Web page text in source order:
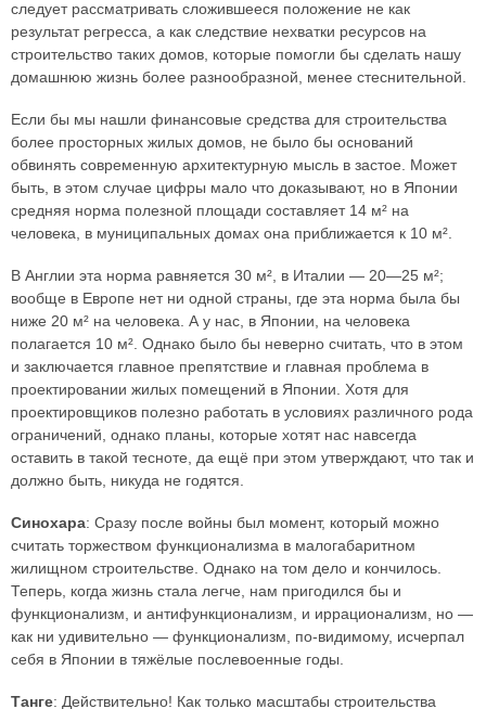
следует рассматривать сложившееся положение не как
результат регресса, а как следствие нехватки ресурсов на
строительство таких домов, которые помогли бы сделать нашу
домашнюю жизнь более разнообразной, менее стеснительной.
Если бы мы нашли финансовые средства для строительства
более просторных жилых домов, не было бы оснований
обвинять современную архитектурную мысль в застое. Может
быть, в этом случае цифры мало что доказывают, но в Японии
средняя норма полезной площади составляет 14 м² на
человека, в муниципальных домах она приближается к 10 м².
В Англии эта норма равняется 30 м², в Италии — 20—25 м²;
вообще в Европе нет ни одной страны, где эта норма была бы
ниже 20 м² на человека. А у нас, в Японии, на человека
полагается 10 м². Однако было бы неверно считать, что в этом
и заключается главное препятствие и главная проблема в
проектировании жилых помещений в Японии. Хотя для
проектировщиков полезно работать в условиях различного рода
ограничений, однако планы, которые хотят нас навсегда
оставить в такой тесноте, да ещё при этом утверждают, что так и
должно быть, никуда не годятся.
Синохара: Сразу после войны был момент, который можно
считать торжеством функционализма в малогабаритном
жилищном строительстве. Однако на том дело и кончилось.
Теперь, когда жизнь стала легче, нам пригодился бы и
функционализм, и антифункционализм, и иррационализм, но —
как ни удивительно — функционализм, по-видимому, исчерпал
себя в Японии в тяжёлые послевоенные годы.
Танге: Действительно! Как только масштабы строительства